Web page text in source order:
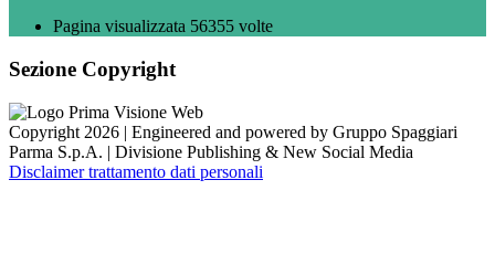
Pagina visualizzata 56355 volte
Sezione Copyright
Copyright 2026 | Engineered and powered by Gruppo Spaggiari
Parma S.p.A. | Divisione Publishing & New Social Media
Disclaimer trattamento dati personali